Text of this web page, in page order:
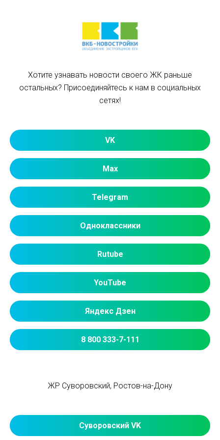
Хотите узнавать новости своего ЖК раньше
остальных? Присоединяйтесь к нам в социальных
сетях!
VK
Max
Telegram
Одноклассники
Rutube
YouTube
Яндекс Дзен
8 800 333-7-111
ЖР Суворовский, Ростов-на-Дону
Суворовский VK